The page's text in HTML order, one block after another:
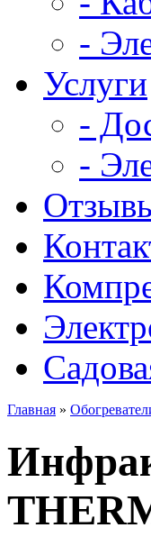
-
Услуги
-
-
Главная »